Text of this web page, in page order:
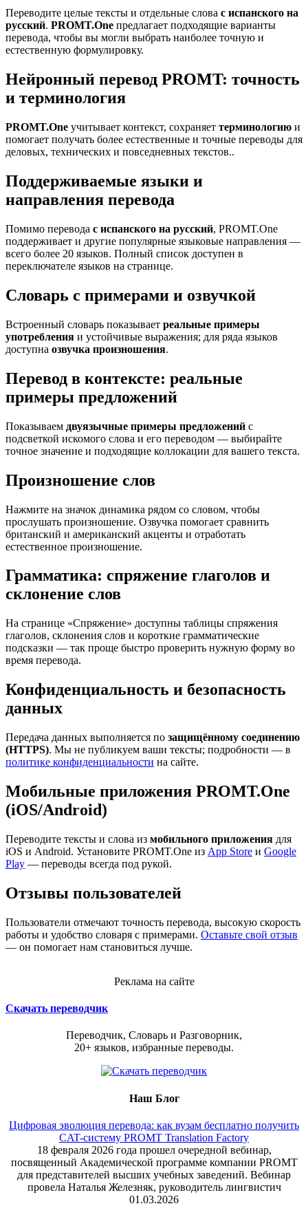
Переводите целые тексты и отдельные слова с испанского на
русский. PROMT.One предлагает подходящие варианты
перевода, чтобы вы могли выбрать наиболее точную и
естественную формулировку.
Нейронный перевод PROMT: точность
и терминология
PROMT.One учитывает контекст, сохраняет терминологию и
помогает получать более естественные и точные переводы для
деловых, технических и повседневных текстов..
Поддерживаемые языки и
направления перевода
Помимо перевода с испанского на русский, PROMT.One
поддерживает и другие популярные языковые направления —
всего более 20 языков. Полный список доступен в
переключателе языков на странице.
Словарь с примерами и озвучкой
Встроенный словарь показывает реальные примеры
употребления и устойчивые выражения; для ряда языков
доступна озвучка произношения.
Перевод в контексте: реальные
примеры предложений
Показываем двуязычные примеры предложений с
подсветкой искомого слова и его переводом — выбирайте
точное значение и подходящие коллокации для вашего текста.
Произношение слов
Нажмите на значок динамика рядом со словом, чтобы
прослушать произношение. Озвучка помогает сравнить
британский и американский акценты и отработать
естественное произношение.
Грамматика: спряжение глаголов и
склонение слов
На странице «Спряжение» доступны таблицы спряжения
глаголов, склонения слов и короткие грамматические
подсказки — так проще быстро проверить нужную форму во
время перевода.
Конфиденциальность и безопасность
данных
Передача данных выполняется по защищённому соединению
(HTTPS). Мы не публикуем ваши тексты; подробности — в
политике конфиденциальности на сайте.
Мобильные приложения PROMT.One
(iOS/Android)
Переводите тексты и слова из мобильного приложения для
iOS и Android. Установите PROMT.One из App Store и Google
Play — переводы всегда под рукой.
Отзывы пользователей
Пользователи отмечают точность перевода, высокую скорость
работы и удобство словаря с примерами. Оставьте свой отзыв
— он помогает нам становиться лучше.
Реклама на сайте
Скачать переводчик
Переводчик, Словарь и Разговорник,
20+ языков, избранные переводы.
Наш Блог
Цифровая эволюция перевода: как вузам бесплатно получить
CAT-систему PROMT Translation Factory
18 февраля 2026 года прошел очередной вебинар,
посвященный Академической программе компании PROMT
для представителей высших учебных заведений. Вебинар
провела Наталья Железняк, руководитель лингвистич
01.03.2026